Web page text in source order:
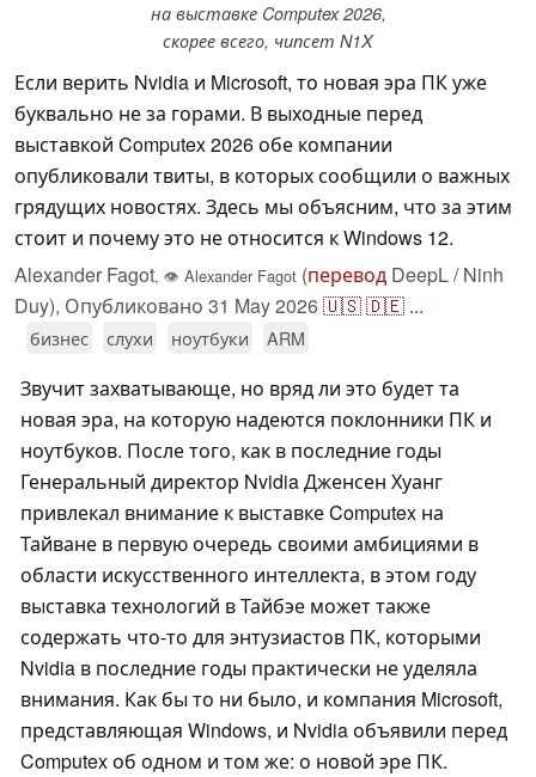
на выставке Computex 2026,
скорее всего, чипсет N1X
Если верить Nvidia и Microsoft, то новая эра ПК уже
буквально не за горами. В выходные перед
выставкой Computex 2026 обе компании
опубликовали твиты, в которых сообщили о важных
грядущих новостях. Здесь мы объясним, что за этим
стоит и почему это не относится к Windows 12.
Alexander Fagot, 👁 Alexander Fagot (перевод DeepL / Ninh
Duy), Опубликовано 31 May 2026🇺🇸🇩🇪 ...
бизнес слухи ноутбуки ARM
Звучит захватывающе, но вряд ли это будет та
новая эра, на которую надеются поклонники ПК и
ноутбуков. После того, как в последние годы
Генеральный директор Nvidia Дженсен Хуанг
привлекал внимание к выставке Computex на
Тайване в первую очередь своими амбициями в
области искусственного интеллекта, в этом году
выставка технологий в Тайбэе может также
содержать что-то для энтузиастов ПК, которыми
Nvidia в последние годы практически не уделяла
внимания. Как бы то ни было, и компания Microsoft,
представляющая Windows, и Nvidia объявили перед
Computex об одном и том же: о новой эре ПК.